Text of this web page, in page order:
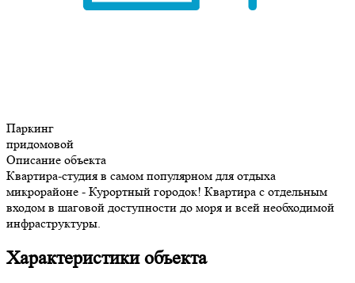
Паркинг
придомовой
Описание объекта
Квартира-студия в самом популярном для отдыха
микрорайоне - Курортный городок! Квартира с отдельным
входом в шаговой доступности до моря и всей необходимой
инфраструктуры.
Характеристики объекта